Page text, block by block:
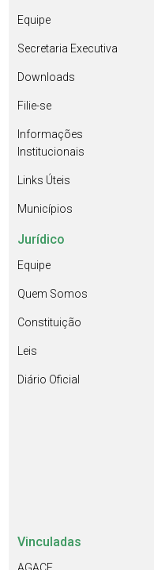
Equipe
Secretaria Executiva
Downloads
Filie-se
Informações
Institucionais
Links Úteis
Municípios
Jurídico
Equipe
Quem Somos
Constituição
Leis
Diário Oficial
Vinculadas